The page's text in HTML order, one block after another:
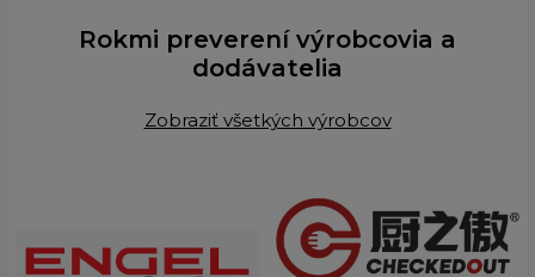
Rokmi preverení výrobcovia a
dodávatelia
Zobraziť všetkých výrobcov